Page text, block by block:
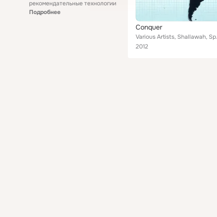
рекомендательные технологии
Подробнее
Conquer
Various Artists,
2012